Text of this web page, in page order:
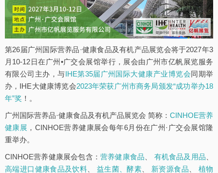
第26届广州国际营养品·健康食品及有机产品展览会将于2027年3
月10-12日在广州•广交会展馆举行，展会由广州市亿帆展览服务
有限公司主办，与IHE第35届广州国际大健康产业博览会同期举
办，IHE大健康博览会2023年荣获广州市商务局颁发“成功举办18
年”奖 ！。
广州国际营养品·健康食品及有机产品展览会 简称： CINHOE营养
健康展 ，CINHOE营养健康展会每年6月份在广州·广交会展馆隆
重举办。
CINHOE营养健康展会包含： 营养健康食品 有机食品及用品
高端进口健康食品及饮料
益生菌、酵素 新资源食品 植物